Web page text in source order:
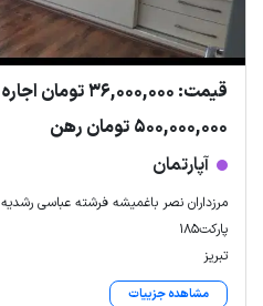
قیمت: 36,000,000 تومان اجاره
500,000,000 تومان رهن
آپارتمان
مرزداران نصر باغمیشه فرشته عباسی رشدیه
پارکت۱۸۵
تبریز
مشاهده جزییات